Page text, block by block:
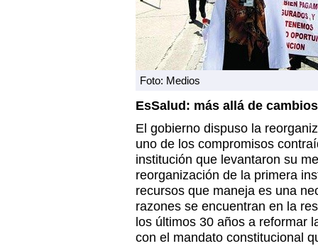
Foto: Medios
EsSalud: más allá de
El gobierno dispuso la
uno de los compromisos
institución que levantaron su
reorganización de la primera
recursos que maneja es una
razones se encuentran en la
los últimos 30 años a reformar
con el mandato constitucional